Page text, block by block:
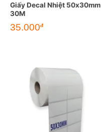
Giấy Decal Nhiệt 50x30mm
30M
35.000đ